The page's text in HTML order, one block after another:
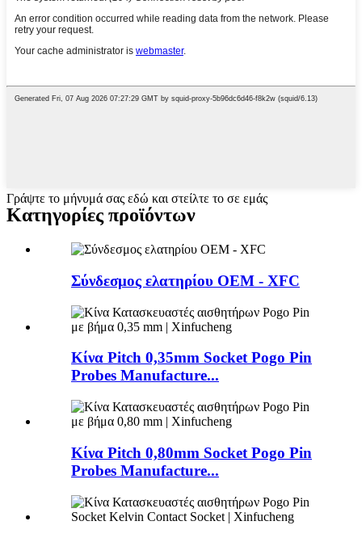
Γράψτε το μήνυμά σας εδώ και στείλτε το σε εμάς
Κατηγορίες προϊόντων
Σύνδεσμος ελατηρίου OEM - XFC
Κίνα Pitch 0,35mm Socket Pogo Pin
Probes Manufacture...
Κίνα Pitch 0,80mm Socket Pogo Pin
Probes Manufacture...